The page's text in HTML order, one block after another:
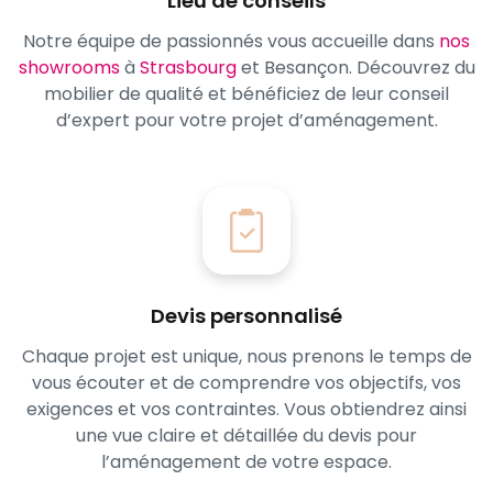
Notre équipe de passionnés vous accueille dans nos
showroomsàStrasbourget Besançon. Découvrez du
mobilier de qualité et bénéficiez de leur conseil
d’expert pour votre projet d’aménagement.
Devis personnalisé
Chaque projet est unique, nous prenons le temps de
vous écouter et de comprendre vos objectifs, vos
exigences et vos contraintes. Vous obtiendrez ainsi
une vue claire et détaillée du devis pour
l’aménagement de votre espace.